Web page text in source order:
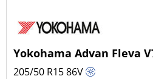
Yokohama Advan Fleva
205/50 R1586V